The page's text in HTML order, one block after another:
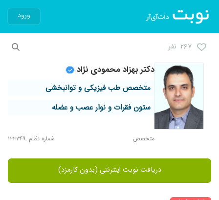
ورود
۲۶۷ نفر
دکتر بهزاد محمودی نژاد
متخصص طب فیزیکی و توانبخشی
ستون فقرات و نوار عصب و عضله
متخصص شماره نظام: ۱۲۳۳۴۹
دریافت نوبت اینترنتی (بدون کارمزد)